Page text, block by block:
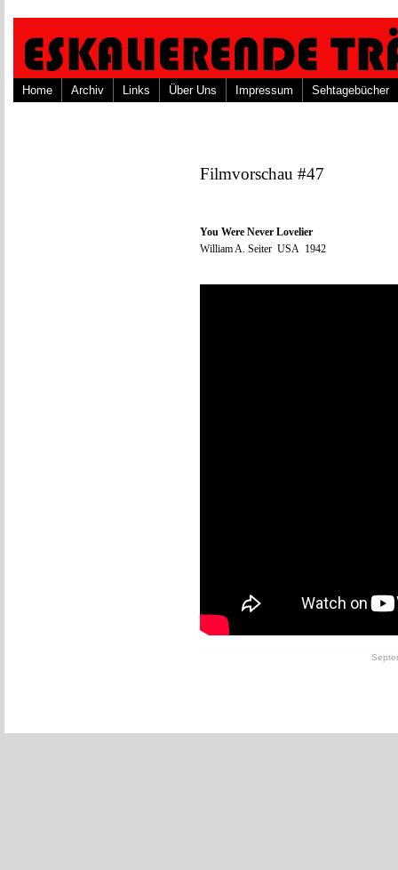
Home Archiv Links Über Uns Impressum Sehtagebücher
Filmvorschau #47
You Were Never Lovelier
William A. Seiter USA 1942